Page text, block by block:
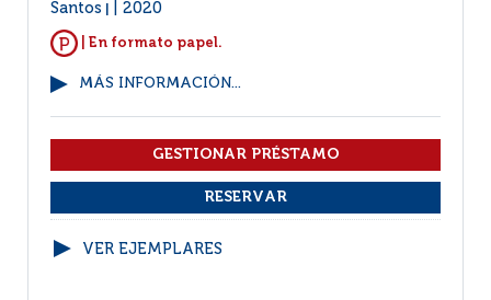
Santos
2020
| En formato papel.
MÁS INFORMACIÓN...
VER EJEMPLARES